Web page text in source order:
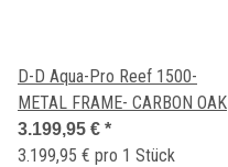
D-D Aqua-Pro Reef 1500-
METAL FRAME- CARBON OAK
3.199,95 € *
3.199,95 € pro 1 Stück